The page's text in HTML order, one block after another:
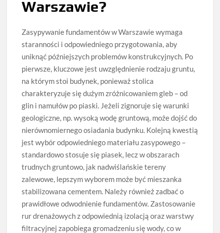
Warszawie?
Zasypywanie fundamentów w Warszawie wymaga
staranności i odpowiedniego przygotowania, aby
uniknąć późniejszych problemów konstrukcyjnych. Po
pierwsze, kluczowe jest uwzględnienie rodzaju gruntu,
na którym stoi budynek, ponieważ stolica
charakteryzuje się dużym zróżnicowaniem gleb – od
glin i namułów po piaski. Jeżeli zignoruje się warunki
geologiczne, np. wysoką wodę gruntową, może dojść do
nierównomiernego osiadania budynku. Kolejną kwestią
jest wybór odpowiedniego materiału zasypowego –
standardowo stosuje się piasek, lecz w obszarach
trudnych gruntowo, jak nadwiślańskie tereny
zalewowe, lepszym wyborem może być mieszanka
stabilizowana cementem. Należy również zadbać o
prawidłowe odwodnienie fundamentów. Zastosowanie
rur drenażowych z odpowiednią izolacją oraz warstwy
filtracyjnej zapobiega gromadzeniu się wody, co w